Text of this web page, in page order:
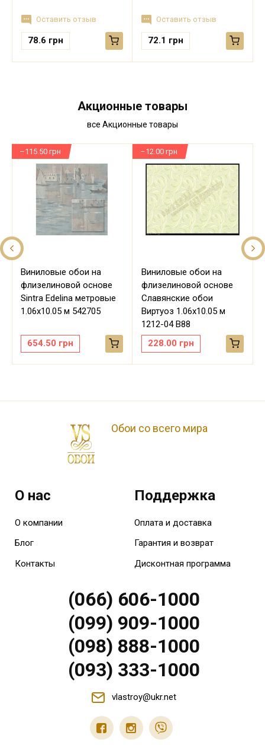
Оставить отзыв
78.6 грн
Оставить отзыв
72.1 грн
Акционные товары
все Акционные товары
Виниловые обои на
флизелиновой основе
Sintra Edelina метровые
1.06х10.05 м 542705
654.50 грн
–115.50 грн
Виниловые обои на
флизелиновой основе
Славянские обои
Виртуоз 1.06х10.05 м
1212-04 В88
228.00 грн
–12.00 грн
Обои со всего мира
О нас
О компании
Блог
Контакты
Поддержка
Оплата и доставка
Гарантия и возврат
Дисконтная программа
(066) 606-1000
(099) 909-1000
(098) 888-1000
(093) 333-1000
vlastroy@ukr.net